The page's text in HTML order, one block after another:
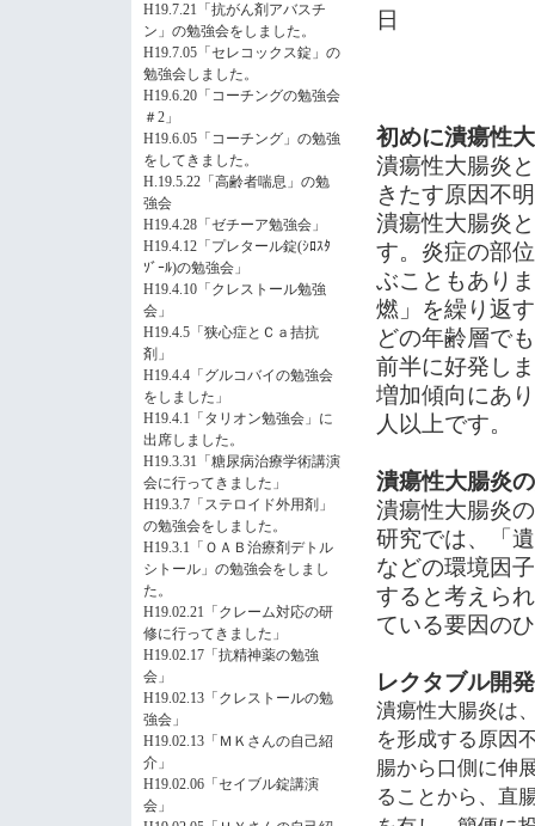
H19.7.21「抗がん剤アバスチ
ン」の勉強会をしました。
H19.7.05「セレコックス錠」の
勉強会しました。
H19.6.20「コーチングの勉強会
＃2」
H19.6.05「コーチング」の勉強
をしてきました。
H.19.5.22「高齢者喘息」の勉
強会
H19.4.28「ゼチーア勉強会」
H19.4.12「プレタール錠(ｼﾛｽﾀ
ｿﾞｰﾙ)の勉強会」
H19.4.10「クレストール勉強
会」
H19.4.5「狭心症とＣａ拮抗
剤」
H19.4.4「グルコバイの勉強会
をしました」
H19.4.1「タリオン勉強会」に
出席しました。
H19.3.31「糖尿病治療学術講演
会に行ってきました」
H19.3.7「ステロイド外用剤」
の勉強会をしました。
H19.3.1「ＯＡＢ治療剤デトル
シトール」の勉強会をしまし
た。
H19.02.21「クレーム対応の研
修に行ってきました」
H19.02.17「抗精神薬の勉強
会」
H19.02.13「クレストールの勉
強会」
H19.02.13「ＭＫさんの自己紹
介」
H19.02.06「セイブル錠講演
会」
日
初めに潰瘍性
潰瘍性大腸炎
きたす原因不
潰瘍性大腸炎
す。炎症の部
ぶこともあり
燃」を繰り返
どの年齢層で
前半に好発し
増加傾向にあ
人以上です。
潰瘍性大腸炎
潰瘍性大腸炎
研究では、「
などの環境因
すると考えら
ている要因の
レクタブル開
潰瘍性大腸炎は
を形成する原因
腸から口側に伸
ることから、直